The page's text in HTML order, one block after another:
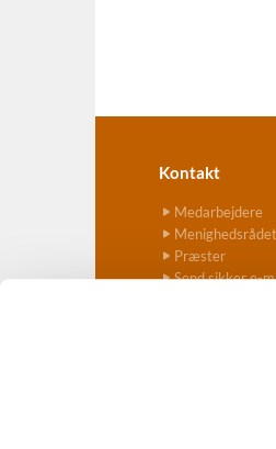
Kontakt
Medarbejdere
Menighedsrådet
Præster
Send sikker e-